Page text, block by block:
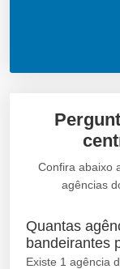
Confira abaixo
agências
Quantas
bandeirantes
Existe 1 agência